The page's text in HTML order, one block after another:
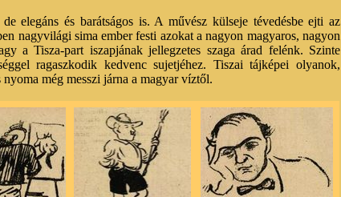
elegáns és barátságos is. A művész külseje tévedésbe ejti az
nagyvilági sima ember festi azokat a nagyon magyaros, nagyon
a Tisza-part iszapjának jellegzetes szaga árad felénk. Szinte
ragaszkodik kedvenc sujetjéhez. Tiszai tájképei olyanok,
még messzi járna a magyar víztől.